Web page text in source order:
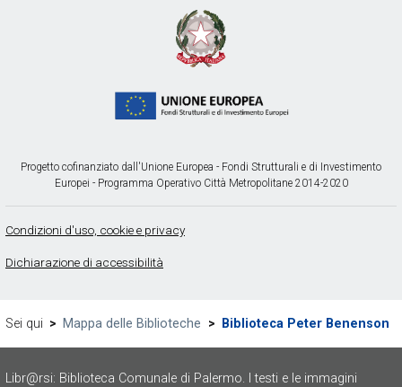
Progetto cofinanziato dall'Unione Europea - Fondi Strutturali e di Investimento
Europei - Programma Operativo Città Metropolitane 2014-2020
Condizioni d'uso, cookie e privacy
Dichiarazione di accessibilità
Sei qui > Mappa delle Biblioteche > Biblioteca Peter Benenson
Libr@rsi: Biblioteca Comunale di Palermo. I testi e le immagini